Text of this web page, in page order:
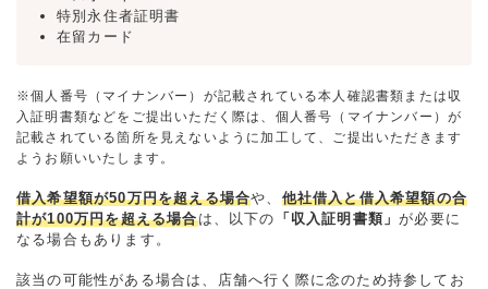
特別永住者証明書
在留カード
※個人番号（マイナンバー）が記載されている本人確認書類または収
入証明書類などをご提出いただく際は、個人番号（マイナンバー）が
記載されている箇所を見えないように加工して、ご提出いただきます
ようお願いいたします。
借入希望額が50万円を超える場合や、 他社借入と借入希望額の合
計が100万円を超える場合は、以下の 「収入証明書類」が必要に
なる場合もあります。
該当の可能性がある場合は、店舗へ行く際に念のため持参してお